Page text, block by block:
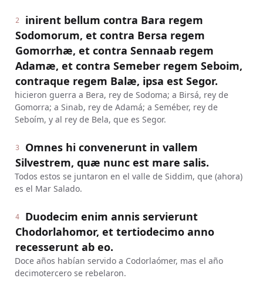
2
inirent bellum contra Bara regem
Sodomorum, et contra Bersa regem
Gomorrhæ, et contra Sennaab regem
Adamæ, et contra Semeber regem Seboim,
contraque regem Balæ, ipsa est Segor.
hicieron guerra a Bera, rey de Sodoma; a Birsá, rey de
Gomorra; a Sinab, rey de Adamá; a Seméber, rey de
Seboím, y al rey de Bela, que es Segor.
3
Omnes hi convenerunt in vallem
Silvestrem, quæ nunc est mare salis.
Todos estos se juntaron en el valle de Siddim, que (ahora)
es el Mar Salado.
4
Duodecim enim annis servierunt
Chodorlahomor, et tertiodecimo anno
recesserunt ab eo.
Doce años habían servido a Codorlaómer, mas el año
decimotercero se rebelaron.